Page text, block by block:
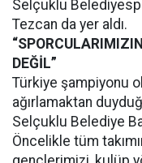
Selçuklu
Tezcan da yer aldı.
DEĞİL”
Türkiye şampiyonu
ağırlamaktan
Selçuklu Belediye
Öncelikle tüm